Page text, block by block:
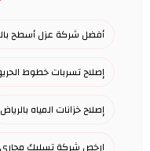
أفضل شركة عزل أسطح
إصلاح تسربات خطوط
إصلاح خزانات المياه بالرياض
ارخص شركة تسليك مجاري